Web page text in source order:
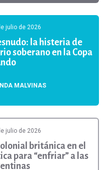
julio de 2026
la histeria de
soberano en la Copa
MALVINAS
julio de 2026
británica en el
para “enfriar” a las